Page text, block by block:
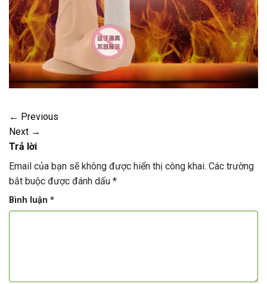
← Previous
Next →
Trả lời
Email của bạn sẽ không được hiển thị công khai. Các trường
bắt buộc được đánh dấu *
Bình luận *